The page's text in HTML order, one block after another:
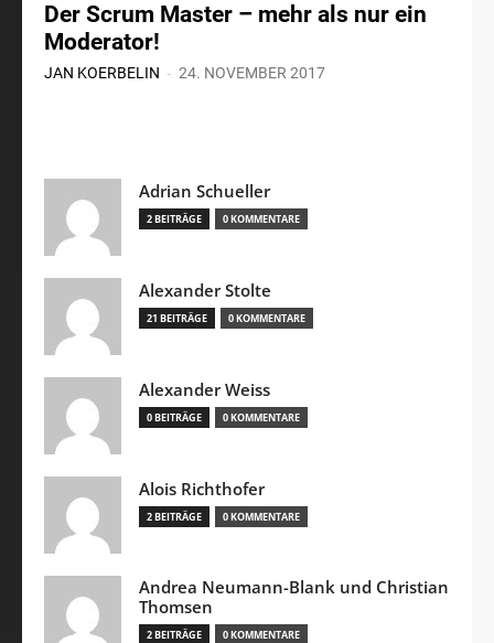
Der Scrum Master – mehr als nur ein
Moderator!
JAN KOERBELIN - 24. NOVEMBER 2017
Adrian Schueller
2 BEITRÄGE 0 KOMMENTARE
Alexander Stolte
21 BEITRÄGE 0 KOMMENTARE
Alexander Weiss
0 BEITRÄGE 0 KOMMENTARE
Alois Richthofer
2 BEITRÄGE 0 KOMMENTARE
Andrea Neumann-Blank und Christian
Thomsen
2 BEITRÄGE 0 KOMMENTARE